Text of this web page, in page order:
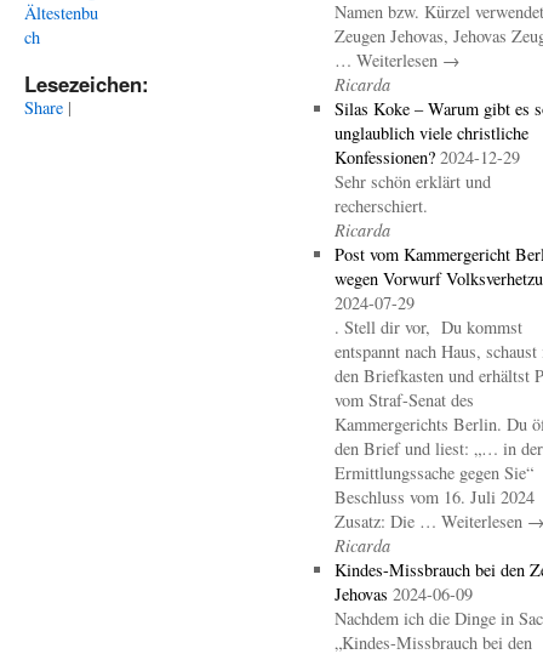
Ältestenbu
ch
Lesezeichen:
Share |
Namen bzw. Kürzel
Zeugen Jehovas, Jehovas
… Weiterlesen →
Ricarda
Silas Koke – Warum gibt es
unglaublich viele christliche
Konfessionen? 2024-12-29
Sehr schön erklärt und
recherschiert.
Ricarda
Post vom Kammergericht
wegen Vorwurf
2024-07-29
. Stell dir vor, Du kommst
entspannt nach Haus, schaust
den Briefkasten und erhältst
vom Straf-Senat des
Kammergerichts Berlin. Du
den Brief und liest: „… in der
Ermittlungssache gegen Sie“
Beschluss vom 16. Juli 2024
Zusatz: Die … Weiterlesen →
Ricarda
Kindes-Missbrauch bei den
Jehovas 2024-06-09
Nachdem ich die Dinge in
„Kindes-Missbrauch bei den